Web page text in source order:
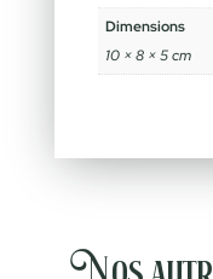
Dimensions
10 × 8 × 5 cm